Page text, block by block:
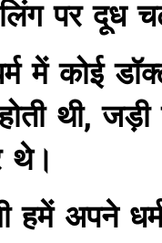
पर दूध
में कोई
होती थी,
थे।
हमें अपने